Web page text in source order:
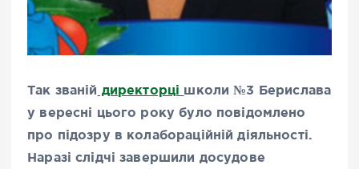
Так званій директорці школи №3 Берислава
у вересні цього року було повідомлено
про підозру в колабораційній діяльності.
Наразі слідчі завершили досудове